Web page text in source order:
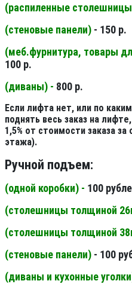
(распиленные
(стеновые панели) - 150 р.
(меб.фурнитура, товары
100 р.
(диваны) - 800 р.
Если лифта нет, или по
поднять весь заказ на
1,5% от стоимости заказа
этажа).
Ручной подъем:
(одной коробки) - 100
(столешницы толщиной
(столешницы толщиной
(стеновые панели) - 100
(диваны и кухонные